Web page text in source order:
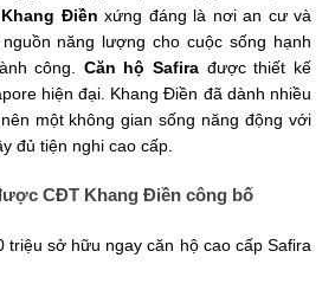
Điền xứng đáng là nơi an cư và
năng lượng cho cuộc sống hạnh
công. Căn hộ Safira được thiết kế
hiện đại. Khang Điền đã dành nhiều
một không gian sống năng động với
đủ tiện nghi cao cấp.
CĐT Khang Điền công bố
triệu sở hữu ngay căn hộ cao cấp Safira